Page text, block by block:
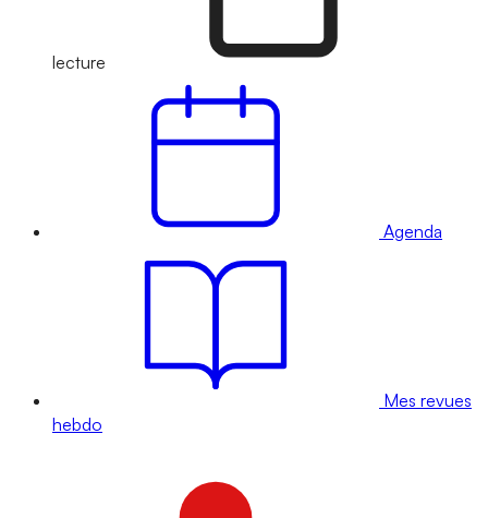
lecture
Agenda
Mes revues
hebdo